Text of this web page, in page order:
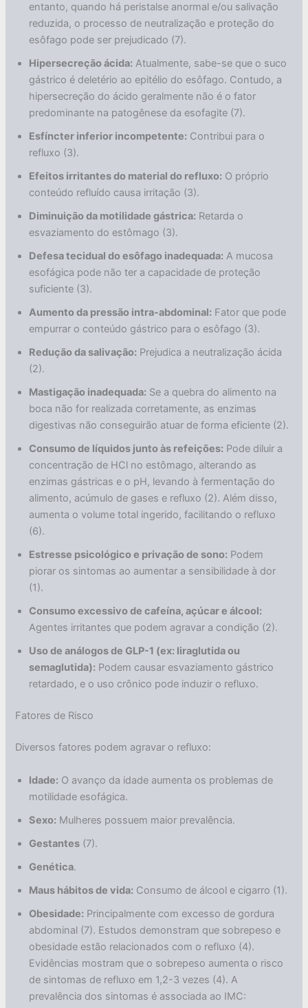
entanto, quando há peristalse anormal e/ou salivação
reduzida, o processo de neutralização e proteção do
esôfago pode ser prejudicado (7).
Hipersecreção ácida: Atualmente, sabe-se que o suco
gástrico é deletério ao epitélio do esôfago. Contudo, a
hipersecreção do ácido geralmente não é o fator
predominante na patogênese da esofagite (7).
Esfíncter inferior incompetente: Contribui para o
refluxo (3).
Efeitos irritantes do material do refluxo: O próprio
conteúdo refluído causa irritação (3).
Diminuição da motilidade gástrica: Retarda o
esvaziamento do estômago (3).
Defesa tecidual do esôfago inadequada: A mucosa
esofágica pode não ter a capacidade de proteção
suficiente (3).
Aumento da pressão intra-abdominal: Fator que pode
empurrar o conteúdo gástrico para o esôfago (3).
Redução da salivação: Prejudica a neutralização ácida
(2).
Mastigação inadequada: Se a quebra do alimento na
boca não for realizada corretamente, as enzimas
digestivas não conseguirão atuar de forma eficiente (2).
Consumo de líquidos junto às refeições: Pode diluir a
concentração de HCl no estômago, alterando as
enzimas gástricas e o pH, levando à fermentação do
alimento, acúmulo de gases e refluxo (2). Além disso,
aumenta o volume total ingerido, facilitando o refluxo
(6).
Estresse psicológico e privação de sono: Podem
piorar os sintomas ao aumentar a sensibilidade à dor
(1).
Consumo excessivo de cafeína, açúcar e álcool:
Agentes irritantes que podem agravar a condição (2).
Uso de análogos de GLP-1 (ex: liraglutida ou
semaglutida): Podem causar esvaziamento gástrico
retardado, e o uso crônico pode induzir o refluxo.
Fatores de Risco
Diversos fatores podem agravar o refluxo:
Idade: O avanço da idade aumenta os problemas de
motilidade esofágica.
Sexo: Mulheres possuem maior prevalência.
Gestantes (7).
Genética.
Maus hábitos de vida: Consumo de álcool e cigarro (1).
Obesidade: Principalmente com excesso de gordura
abdominal (7). Estudos demonstram que sobrepeso e
obesidade estão relacionados com o refluxo (4).
Evidências mostram que o sobrepeso aumenta o risco
de sintomas de refluxo em 1,2-3 vezes (4). A
prevalência dos sintomas é associada ao IMC: